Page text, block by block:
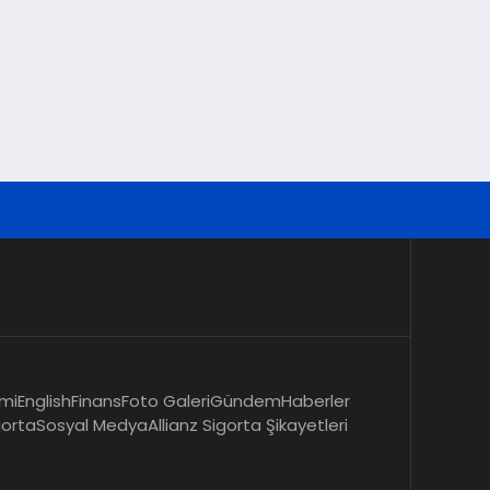
EnglishFinansFoto GaleriGündemHaberler
Sosyal MedyaAllianz Sigorta Şikayetleri